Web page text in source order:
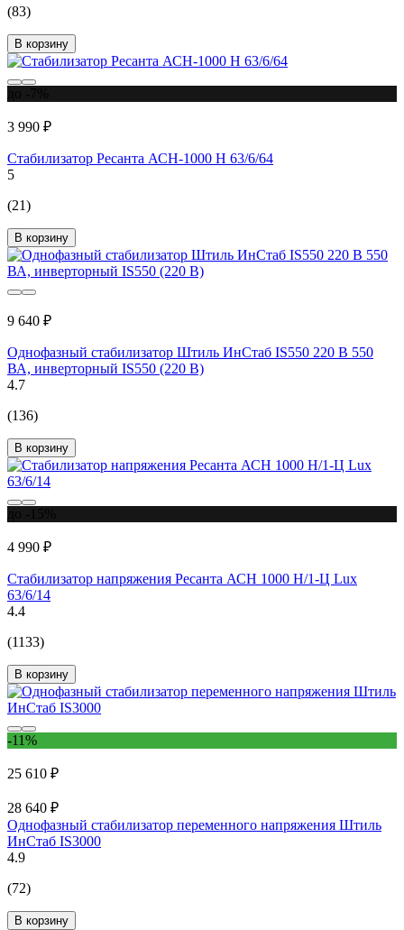
(83)
В корзину
3 990 ₽
Стабилизатор Ресанта АСН-1000 Н 63/6/64
5
(21)
В корзину
9 640 ₽
Однофазный стабилизатор Штиль ИнСтаб IS550 220 В 550
ВА, инверторный IS550 (220 В)
4.7
(136)
В корзину
4 990 ₽
Стабилизатор напряжения Ресанта АСН 1000 Н/1-Ц Lux
63/6/14
4.4
(1133)
В корзину
-11%
25 610 ₽
28 640 ₽
Однофазный стабилизатор переменного напряжения Штиль
ИнСтаб IS3000
4.9
(72)
В корзину